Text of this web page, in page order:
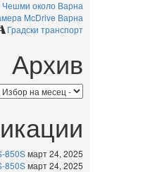
Чешми около Варна
McDrive Варна
Градски транспорт
Архив
850Sмарт 24, 2025
850Sмарт 24, 2025